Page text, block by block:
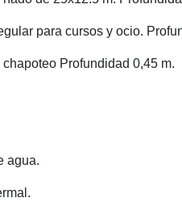
para cursos y ocio.
chapoteo Profundidad 0,45 m.
agua.